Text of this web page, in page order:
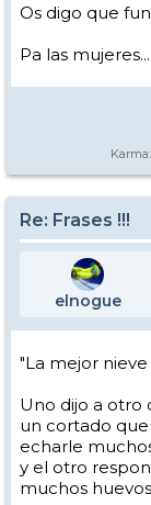
Os digo que
Pa las
Karma:
Re: Frases !!!
elnogue
"La mejor
Uno dijo a otro
un cortado
echarle
y el otro
muchos